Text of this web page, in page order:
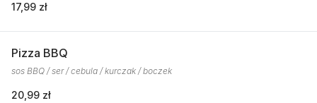
17,99 zł
Pizza BBQ
sos BBQ / ser / cebula / kurczak / boczek
20,99 zł